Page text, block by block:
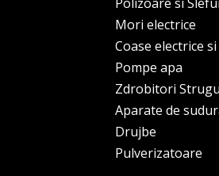
Mori electrice
Coase electrice
Pompe apa
Zdrobitori
Aparate de
Drujbe
Pulverizatoare